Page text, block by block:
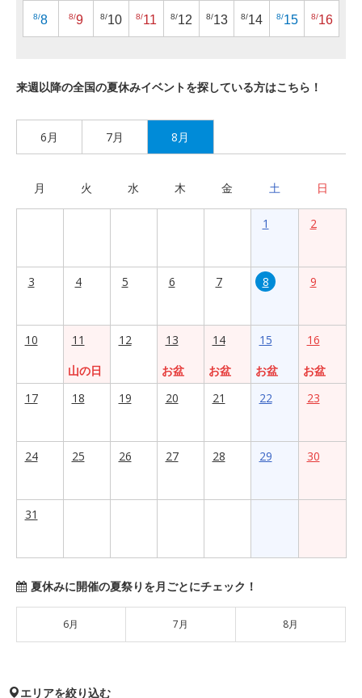
8/8 8/9 8/10 8/11 8/12 8/13 8/14 8/15 8/16
来週以降の全国の夏休みイベントを探している方はこちら！
6月 7月 8月
月 火 水 木 金 土 日
1 2
3 4 5 6 7 8 9
10
11
山の日
12
13
お盆
14
お盆
15
お盆
16
お盆
17
18 19 20 21 22 23
24 25 26 27 28 29 30
31
夏休みに開催の夏祭りを月ごとにチェック！
6月 7月 8月
エリアを絞り込む